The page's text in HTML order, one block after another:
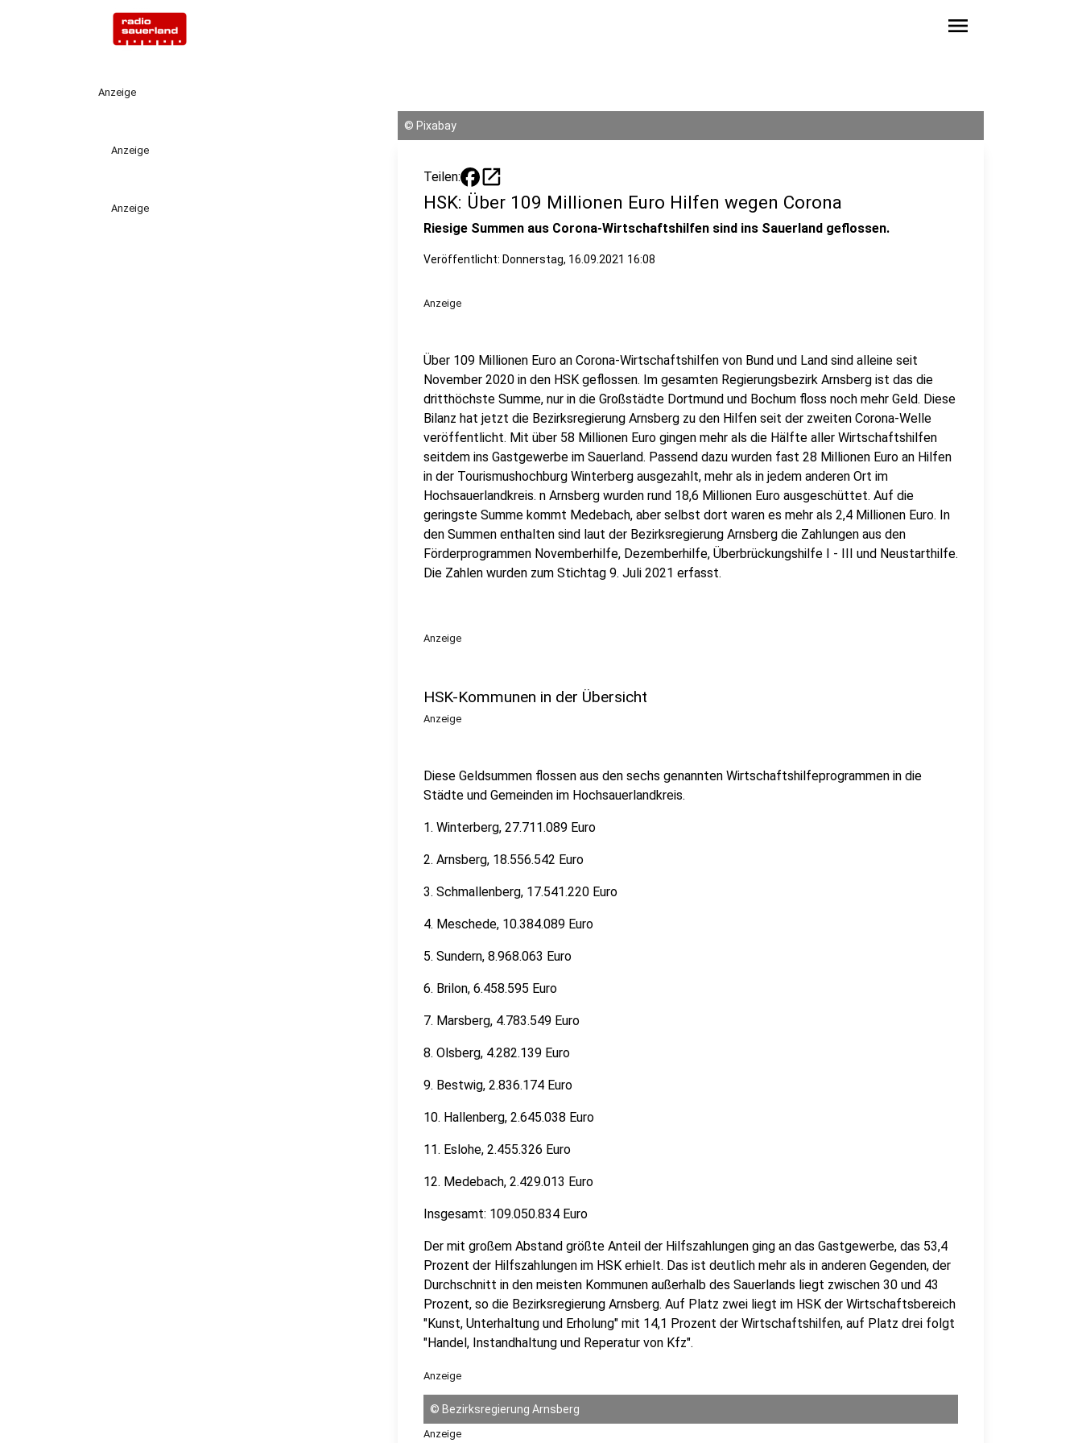
menu
Anzeige
Anzeige
Anzeige
© Pixabay
Teilen: open_in_new
HSK: Über 109 Millionen Euro Hilfen wegen Corona
Riesige Summen aus Corona-Wirtschaftshilfen sind ins Sauerland geflossen.
Veröffentlicht: Donnerstag, 16.09.2021 16:08
Anzeige
Über 109 Millionen Euro an Corona-Wirtschaftshilfen von Bund und Land sind alleine seit
November 2020 in den HSK geflossen. Im gesamten Regierungsbezirk Arnsberg ist das die
dritthöchste Summe, nur in die Großstädte Dortmund und Bochum floss noch mehr Geld. Diese
Bilanz hat jetzt die Bezirksregierung Arnsberg zu den Hilfen seit der zweiten Corona-Welle
veröffentlicht. Mit über 58 Millionen Euro gingen mehr als die Hälfte aller Wirtschaftshilfen
seitdem ins Gastgewerbe im Sauerland. Passend dazu wurden fast 28 Millionen Euro an Hilfen
in der Tourismushochburg Winterberg ausgezahlt, mehr als in jedem anderen Ort im
Hochsauerlandkreis. n Arnsberg wurden rund 18,6 Millionen Euro ausgeschüttet. Auf die
geringste Summe kommt Medebach, aber selbst dort waren es mehr als 2,4 Millionen Euro. In
den Summen enthalten sind laut der Bezirksregierung Arnsberg die Zahlungen aus den
Förderprogrammen Novemberhilfe, Dezemberhilfe, Überbrückungshilfe I - III und Neustarthilfe.
Die Zahlen wurden zum Stichtag 9. Juli 2021 erfasst.
Anzeige
HSK-Kommunen in der Übersicht
Anzeige
Diese Geldsummen flossen aus den sechs genannten Wirtschaftshilfeprogrammen in die
Städte und Gemeinden im Hochsauerlandkreis.
1. Winterberg, 27.711.089 Euro
2. Arnsberg, 18.556.542 Euro
3. Schmallenberg, 17.541.220 Euro
4. Meschede, 10.384.089 Euro
5. Sundern, 8.968.063 Euro
6. Brilon, 6.458.595 Euro
7. Marsberg, 4.783.549 Euro
8. Olsberg, 4.282.139 Euro
9. Bestwig, 2.836.174 Euro
10. Hallenberg, 2.645.038 Euro
11. Eslohe, 2.455.326 Euro
12. Medebach, 2.429.013 Euro
Insgesamt: 109.050.834 Euro
Der mit großem Abstand größte Anteil der Hilfszahlungen ging an das Gastgewerbe, das 53,4
Prozent der Hilfszahlungen im HSK erhielt. Das ist deutlich mehr als in anderen Gegenden, der
Durchschnitt in den meisten Kommunen außerhalb des Sauerlands liegt zwischen 30 und 43
Prozent, so die Bezirksregierung Arnsberg. Auf Platz zwei liegt im HSK der Wirtschaftsbereich
"Kunst, Unterhaltung und Erholung" mit 14,1 Prozent der Wirtschaftshilfen, auf Platz drei folgt
"Handel, Instandhaltung und Reperatur von Kfz".
Anzeige
© Bezirksregierung Arnsberg
Anzeige